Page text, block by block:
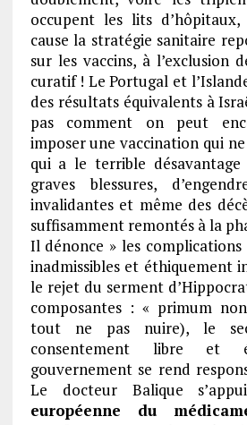
occupent les lits
cause la stratégie sanitaire
sur les vaccins, à l’exclusion
curatif ! Le Portugal et
des résultats équivalents à
pas comment on peut
imposer une vaccination qui
qui a le terrible
graves blessures,
invalidantes et même des
suffisamment remontés à la
Il dénonce » les
inadmissibles et éthiquement
le rejet du serment
composantes : « primum
tout ne pas nuire), le
consentement libre et
gouvernement se rend
Le docteur Balique
européenne du